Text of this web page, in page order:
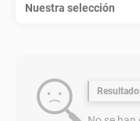
Nuestra selección